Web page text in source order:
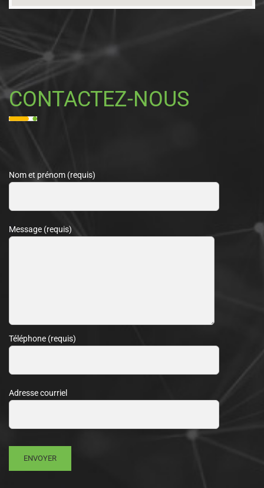
CONTACTEZ-NOUS
Nom et prénom (requis)
Message (requis)
Téléphone (requis)
Adresse courriel